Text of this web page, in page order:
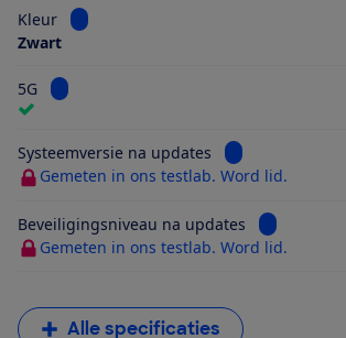
Kleur
Bekijk informatie voor Kleur
Zwart
5G Bekijk informatie voor 5G
Systeemversie na updates
Bekijk
Gemeten in ons testlab. Word lid.
Beveiligingsniveau na updates
Bekijk
Gemeten in ons testlab. Word lid.
Alle specificaties